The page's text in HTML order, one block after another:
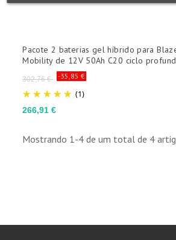
Preço
normal
302,76 € -35,85 €
(1)
Preço
266,91 €
Pacote 2 baterias gel híbrido para
Mobility de 12V 50Ah C20 ciclo
Mostrando 1-4 de um total de 4